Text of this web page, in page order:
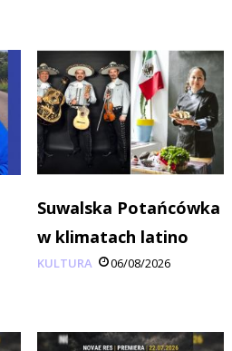
Suwalska Potańcówka
w klimatach latino
KULTURA 06/08/2026